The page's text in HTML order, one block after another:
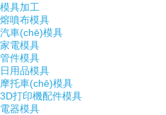
模具加工
熔噴布模具
汽車(chē)模具
家電模具
管件模具
日用品模具
摩托車(chē)模具
3D打印機配件模具
電器模具